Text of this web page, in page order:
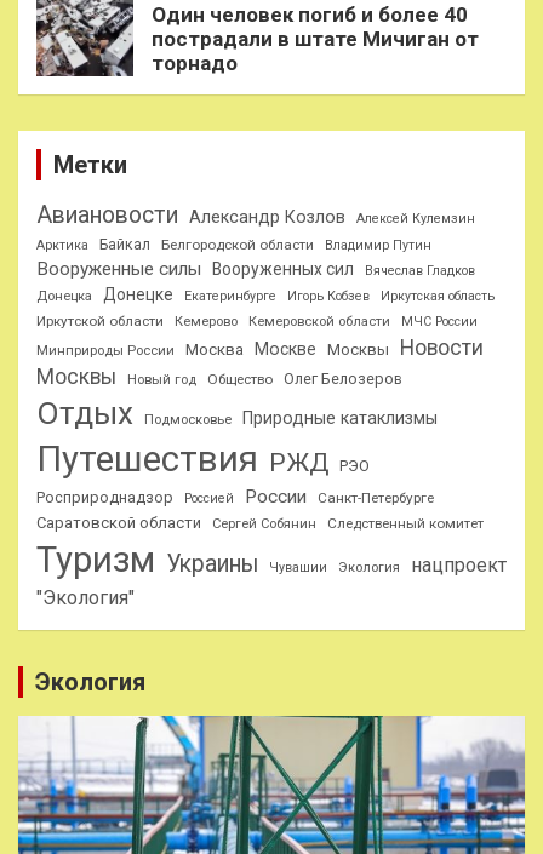
Один человек погиб и более 40
пострадали в штате Мичиган от
торнадо
Метки
Авиановости Александр Козлов
Алексей Кулемзин
Арктика
Байкал Белгородской области Владимир Путин
Вооруженные силы Вооруженных сил
Вячеслав Гладков
Донецка
Донецке Екатеринбурге Игорь Кобзев Иркутская область
Иркутской области Кемерово Кемеровской области
МЧС России
Минприроды России
Москва Москве Москвы
Новости
Москвы
Новый год Общество Олег Белозеров
Отдых Подмосковье Природные катаклизмы
Путешествия РЖД РЭО
Росприроднадзор
Россией России Санкт-Петербурге
Саратовской области Сергей Собянин Следственный комитет
Туризм Украины Чувашии Экология
нацпроект
"Экология"
Экология